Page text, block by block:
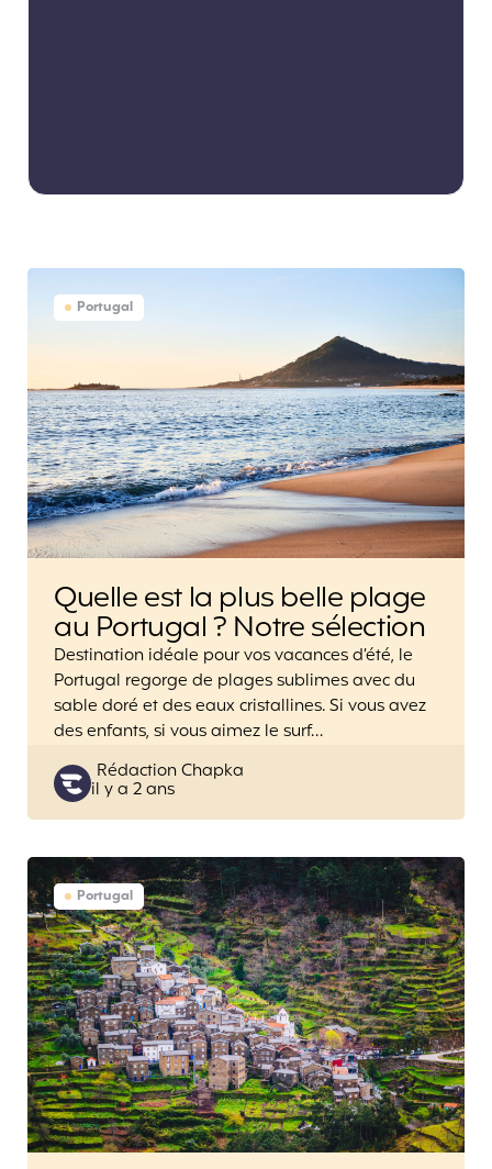
Portugal
Quelle est la plus belle plage
au Portugal ? Notre sélection
Destination idéale pour vos vacances d’été, le
Portugal regorge de plages sublimes avec du
sable doré et des eaux cristallines. Si vous avez
des enfants, si vous aimez le surf…
Posted
by
Rédaction Chapka
il y a 2 ans
Portugal